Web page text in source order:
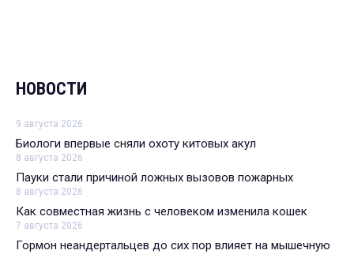
НОВОСТИ
9 августа 2026
Биологи впервые сняли охоту китовых акул
8 августа 2026
Пауки стали причиной ложных вызовов пожарных
8 августа 2026
Как совместная жизнь с человеком изменила кошек
7 августа 2026
Гормон неандертальцев до сих пор влияет на мышечную